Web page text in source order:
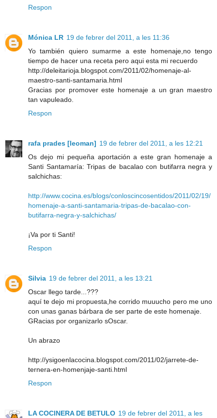
Respon
Mónica LR 19 de febrer del 2011, a les 11:36
Yo también quiero sumarme a este homenaje,no tengo
tiempo de hacer una receta pero aqui esta mi recuerdo
http://deleitarioja.blogspot.com/2011/02/homenaje-al-
maestro-santi-santamaria.html
Gracias por promover este homenaje a un gran maestro
tan vapuleado.
Respon
rafa prades [leoman] 19 de febrer del 2011, a les 12:21
Os dejo mi pequeña aportación a este gran homenaje a
Santi Santamaría: Tripas de bacalao con butifarra negra y
salchichas:
http://www.cocina.es/blogs/conloscincosentidos/2011/02/19/
homenaje-a-santi-santamaria-tripas-de-bacalao-con-
butifarra-negra-y-salchichas/
¡Va por ti Santi!
Respon
Silvia 19 de febrer del 2011, a les 13:21
Oscar llego tarde...???
aquí te dejo mi propuesta,he corrido muuucho pero me uno
con unas ganas bárbara de ser parte de este homenaje.
GRacias por organizarlo sOscar.
Un abrazo
http://ysigoenlacocina.blogspot.com/2011/02/jarrete-de-
ternera-en-homenjaje-santi.html
Respon
LA COCINERA DE BETULO 19 de febrer del 2011, a les